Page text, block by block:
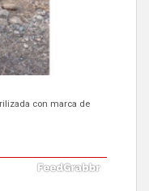
con marca de